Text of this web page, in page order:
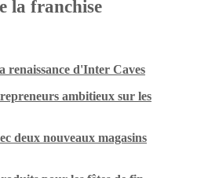
la franchise
renaissance d'Inter Caves
ambitieux sur les
deux nouveaux magasins